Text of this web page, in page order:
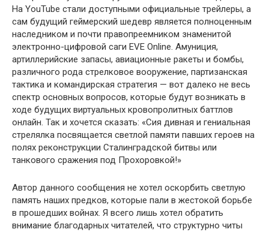
На YouTube стали доступными официальные трейлеры, а
сам будущий геймерский шедевр является полноценным
наследником и почти правопреемником знаменитой
электронно-цифровой саги EVE Online. Амуниция,
артиллерийские запасы, авиационные ракеты и бомбы,
различного рода стрелковое вооружение, партизанская
тактика и командирская стратегия — вот далеко не весь
спектр основных вопросов, которые будут возникать в
ходе будущих виртуальных кровопролитных баттлов
онлайн. Так и хочется сказать: «Сия дивная и гениальная
стрелялка посвящается светлой памяти павших героев на
полях реконструкции Сталинградской битвы или
танкового сражения под Прохоровкой!»
Автор данного сообщения не хотел оскорбить светлую
память наших предков, которые пали в жестокой борьбе
в прошедших войнах. Я всего лишь хотел обратить
внимание благодарных читателей, что структурно читы